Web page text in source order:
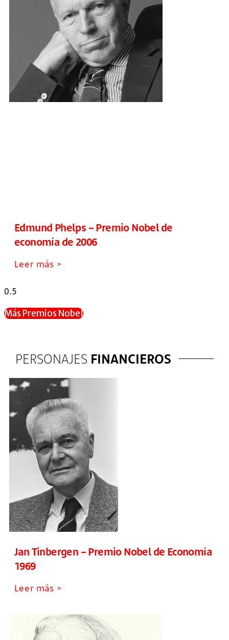
Edmund Phelps – Premio Nobel de
economía de 2006
Leer más >
Más Premios Nobel
PERSONAJES FINANCIEROS
Jan Tinbergen – Premio Nobel de Economía
1969
Leer más >